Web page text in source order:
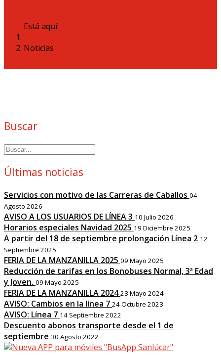
Está aquí:
Noticias
Buscar
Últimas noticias
Servicios con motivo de las Carreras de Caballos 04
Agosto 2026
AVISO A LOS USUARIOS DE LÍNEA 3 10 Julio 2026
Horarios especiales Navidad 2025 19 Diciembre 2025
A partir del 18 de septiembre prolongación Línea 2 12
Septiembre 2025
FERIA DE LA MANZANILLA 2025 09 Mayo 2025
Reducción de tarifas en los Bonobuses Normal, 3ª Edad
y Joven. 09 Mayo 2025
FERIA DE LA MANZANILLA 202423 Mayo 2024
AVISO: Cambios en la línea 7 24 Octubre 2023
AVISO: Línea 7 14 Septiembre 2022
Descuento abonos transporte desde el 1 de
septiembre 30 Agosto 2022